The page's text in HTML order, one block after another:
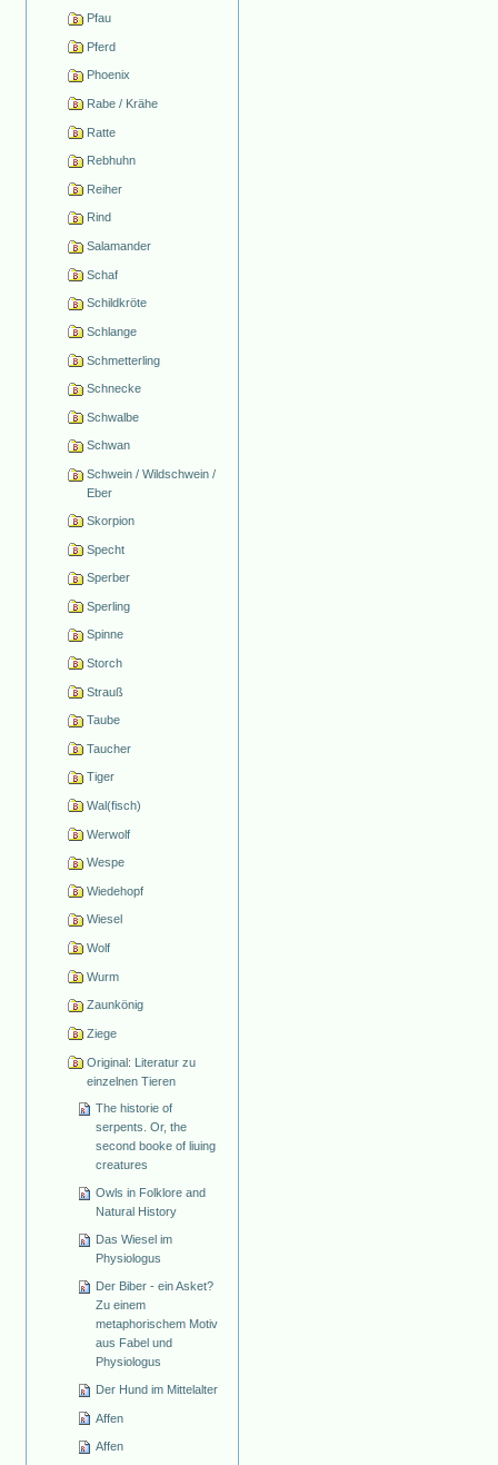
Pfau
Pferd
Phoenix
Rabe / Krähe
Ratte
Rebhuhn
Reiher
Rind
Salamander
Schaf
Schildkröte
Schlange
Schmetterling
Schnecke
Schwalbe
Schwan
Schwein / Wildschwein /
Eber
Skorpion
Specht
Sperber
Sperling
Spinne
Storch
Strauß
Taube
Taucher
Tiger
Wal(fisch)
Werwolf
Wespe
Wiedehopf
Wiesel
Wolf
Wurm
Zaunkönig
Ziege
Original: Literatur zu
einzelnen Tieren
The historie of
serpents. Or, the
second booke of liuing
creatures
Owls in Folklore and
Natural History
Das Wiesel im
Physiologus
Der Biber - ein Asket?
Zu einem
metaphorischem Motiv
aus Fabel und
Physiologus
Der Hund im Mittelalter
Affen
Affen